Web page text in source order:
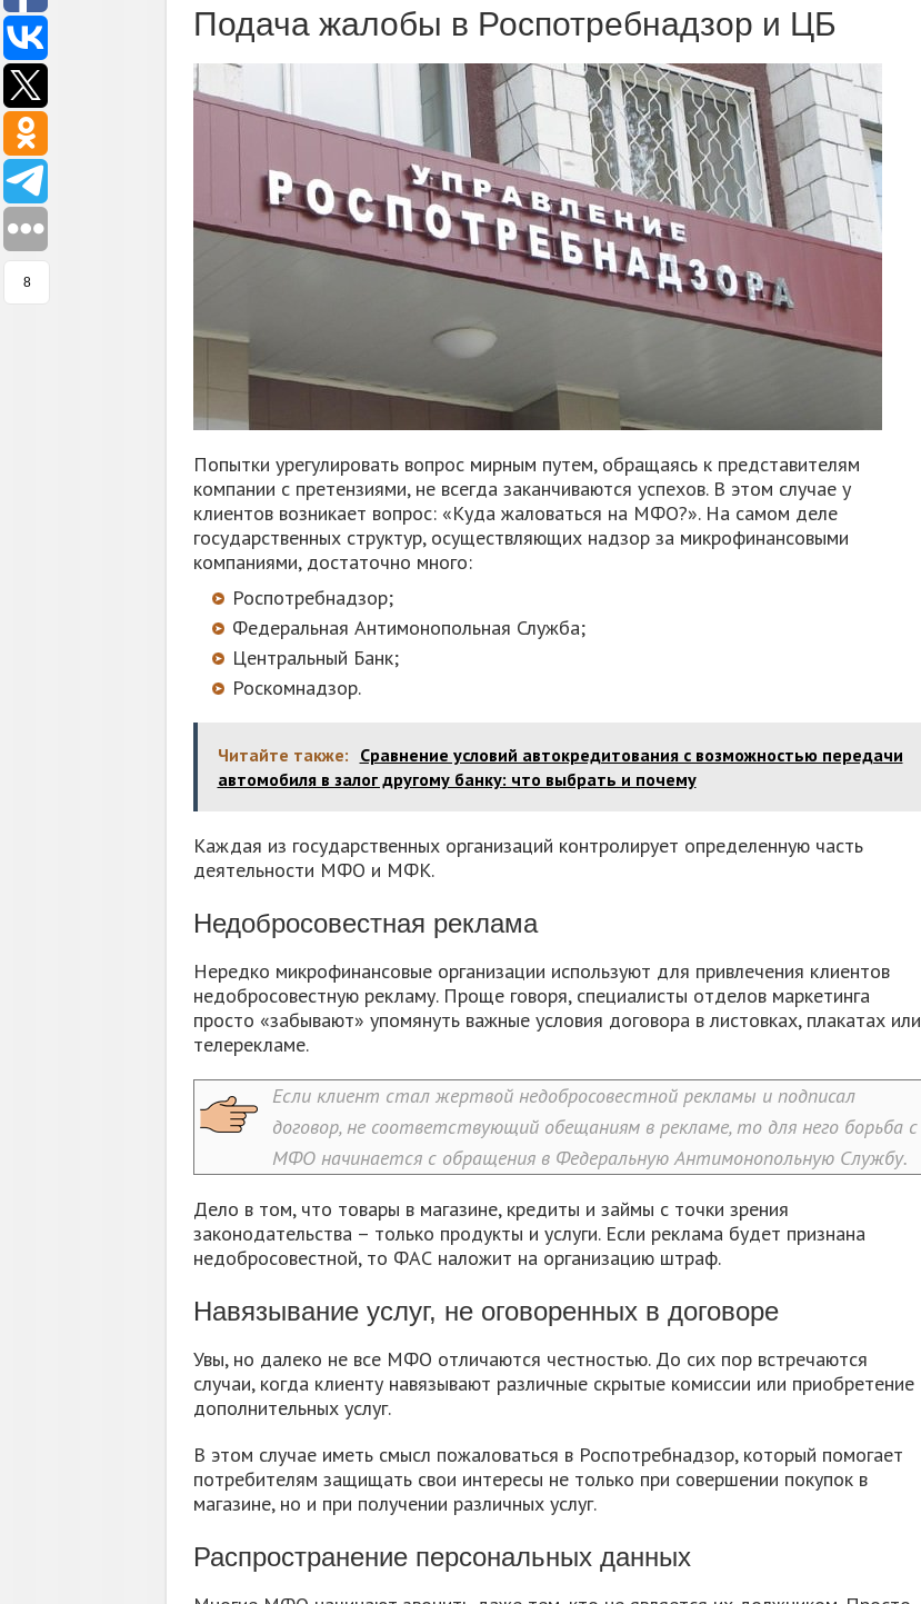
Подача жалобы в Роспотребнадзор и ЦБ
Попытки урегулировать вопрос мирным путем, обращаясь к представителям
компании с претензиями, не всегда заканчиваются успехов. В этом случае у
клиентов возникает вопрос: «Куда жаловаться на МФО?». На самом деле
государственных структур, осуществляющих надзор за микрофинансовыми
компаниями, достаточно много:
Роспотребнадзор;
Федеральная Антимонопольная Служба;
Центральный Банк;
Роскомнадзор.
Читайте также: Сравнение условий автокредитования с возможностью передачи
автомобиля в залог другому банку: что выбрать и почему
Каждая из государственных организаций контролирует определенную часть
деятельности МФО и МФК.
Недобросовестная реклама
Нередко микрофинансовые организации используют для привлечения клиентов
недобросовестную рекламу. Проще говоря, специалисты отделов маркетинга
просто «забывают» упомянуть важные условия договора в листовках, плакатах или
телерекламе.
Если клиент стал жертвой недобросовестной рекламы и подписал
договор, не соответствующий обещаниям в рекламе, то для него борьба с
МФО начинается с обращения в Федеральную Антимонопольную Службу.
Дело в том, что товары в магазине, кредиты и займы с точки зрения
законодательства – только продукты и услуги. Если реклама будет признана
недобросовестной, то ФАС наложит на организацию штраф.
Навязывание услуг, не оговоренных в договоре
Увы, но далеко не все МФО отличаются честностью. До сих пор встречаются
случаи, когда клиенту навязывают различные скрытые комиссии или приобретение
дополнительных услуг.
В этом случае иметь смысл пожаловаться в Роспотребнадзор, который помогает
потребителям защищать свои интересы не только при совершении покупок в
магазине, но и при получении различных услуг.
Распространение персональных данных
8